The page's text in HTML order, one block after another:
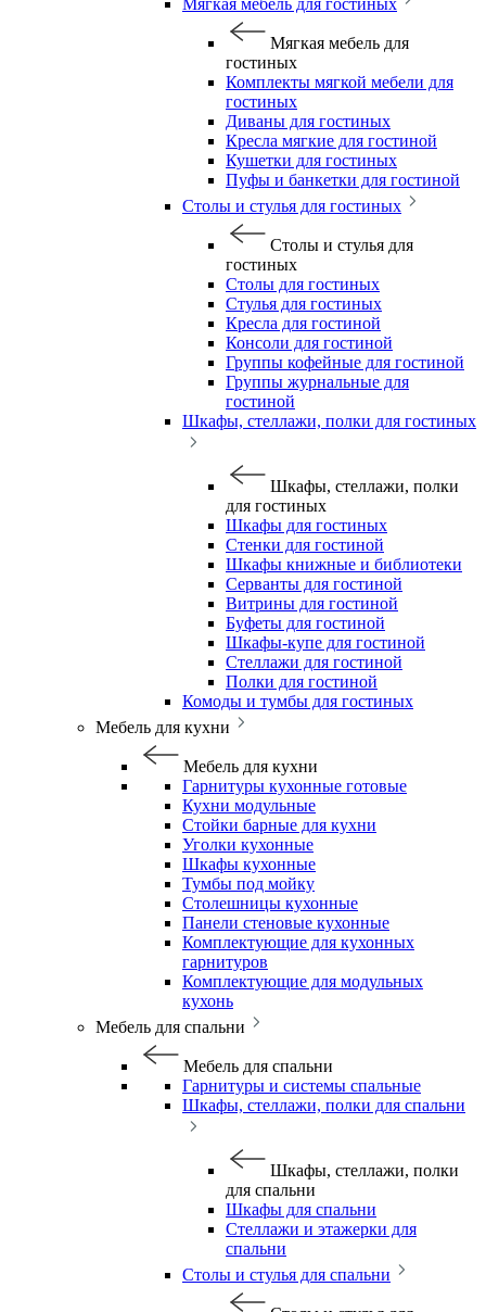
Мягкая мебель для гостиных
Мягкая мебель для
гостиных
Комплекты мягкой мебели для
гостиных
Диваны для гостиных
Кресла мягкие для гостиной
Кушетки для гостиных
Пуфы и банкетки для гостиной
Столы и стулья для гостиных
Столы и стулья для
гостиных
Столы для гостиных
Стулья для гостиных
Кресла для гостиной
Консоли для гостиной
Группы кофейные для гостиной
Группы журнальные для
гостиной
Шкафы, стеллажи, полки для гостиных
Шкафы, стеллажи, полки
для гостиных
Шкафы для гостиных
Стенки для гостиной
Шкафы книжные и библиотеки
Серванты для гостиной
Витрины для гостиной
Буфеты для гостиной
Шкафы-купе для гостиной
Стеллажи для гостиной
Полки для гостиной
Комоды и тумбы для гостиных
Мебель для кухни
Мебель для кухни
Гарнитуры кухонные готовые
Кухни модульные
Стойки барные для кухни
Уголки кухонные
Шкафы кухонные
Тумбы под мойку
Столешницы кухонные
Панели стеновые кухонные
Комплектующие для кухонных
гарнитуров
Комплектующие для модульных
кухонь
Мебель для спальни
Мебель для спальни
Гарнитуры и системы спальные
Шкафы, стеллажи, полки для спальни
Шкафы, стеллажи, полки
для спальни
Шкафы для спальни
Стеллажи и этажерки для
спальни
Столы и стулья для спальни